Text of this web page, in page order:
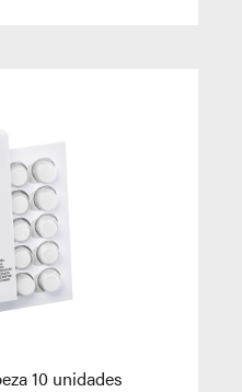
10 unidades